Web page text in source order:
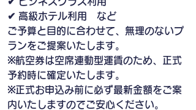
✔ 高級ホテル利用　など
ご予算と目的に合わせて、無理のないプ
ランをご提案いたします。
※航空券は空席連動型運賃のため、正式
予約時に確定いたします。
※正式お申込み前に必ず最新金額をご案
内いたしますのでご安心ください。